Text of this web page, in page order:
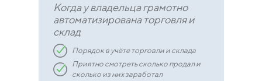
Когда у владельца грамотно
автоматизирована торговля и
склад
Порядок в учёте торговли и склада
Приятно смотреть сколько продал и
сколько из них заработал